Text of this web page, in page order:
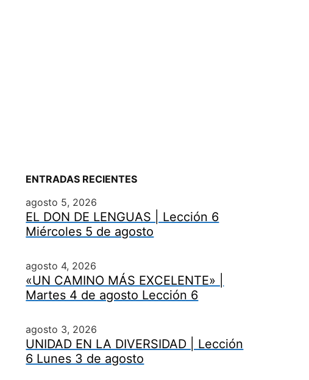
ENTRADAS RECIENTES
agosto 5, 2026
EL DON DE LENGUAS | Lección 6
Miércoles 5 de agosto
agosto 4, 2026
«UN CAMINO MÁS EXCELENTE» |
Martes 4 de agosto Lección 6
agosto 3, 2026
UNIDAD EN LA DIVERSIDAD | Lección
6 Lunes 3 de agosto